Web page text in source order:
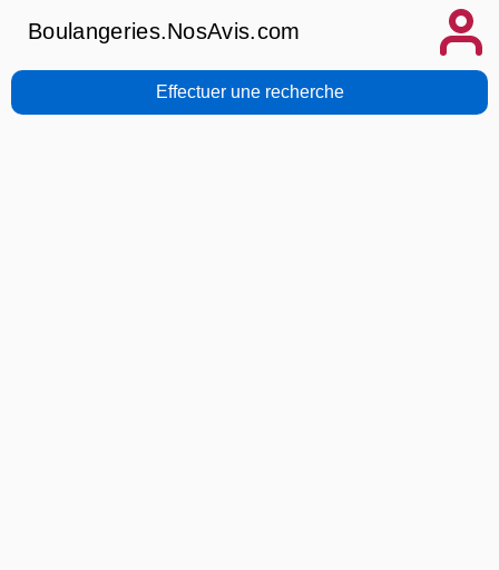
Boulangeries.NosAvis.com
Effectuer une recherche